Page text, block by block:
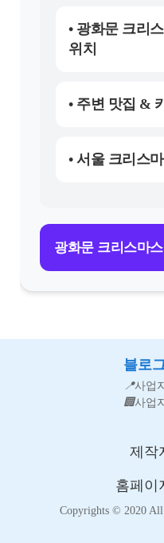
• 광화문 크리
위치
• 주변 맛집 &
• 서울 크리스
광화문 크리스마
블로
📍사업
🏢사업
제작
홈페이
Copyrights © 2020